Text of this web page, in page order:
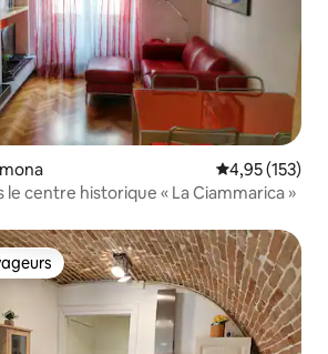
Évaluation
4,95 (153)
centre historique « La Ciammarica »